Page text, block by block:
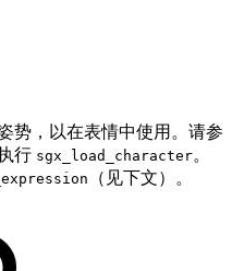
势，以在表情中使用。请参
行 sgx_load_character。
（见下文）。